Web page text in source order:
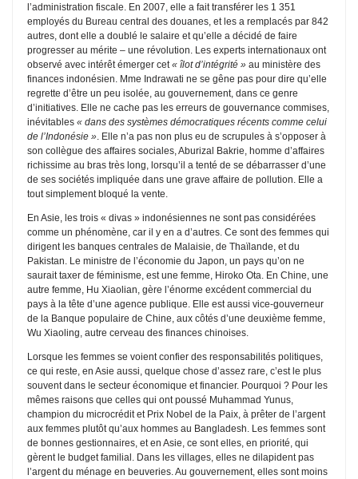
l’administration fiscale. En 2007, elle a fait transférer les 1 351
employés du Bureau central des douanes, et les a remplacés par 842
autres, dont elle a doublé le salaire et qu’elle a décidé de faire
progresser au mérite – une révolution. Les experts internationaux ont
observé avec intérêt émerger cet « îlot d’intégrité » au ministère des
finances indonésien. Mme Indrawati ne se gêne pas pour dire qu’elle
regrette d’être un peu isolée, au gouvernement, dans ce genre
d’initiatives. Elle ne cache pas les erreurs de gouvernance commises,
inévitables « dans des systèmes démocratiques récents comme celui
de l’Indonésie » . Elle n’a pas non plus eu de scrupules à s’opposer à
son collègue des affaires sociales, Aburizal Bakrie, homme d’affaires
richissime au bras très long, lorsqu’il a tenté de se débarrasser d’une
de ses sociétés impliquée dans une grave affaire de pollution. Elle a
tout simplement bloqué la vente.
En Asie, les trois « divas » indonésiennes ne sont pas considérées
comme un phénomène, car il y en a d’autres. Ce sont des femmes qui
dirigent les banques centrales de Malaisie, de Thaïlande, et du
Pakistan. Le ministre de l’économie du Japon, un pays qu’on ne
saurait taxer de féminisme, est une femme, Hiroko Ota. En Chine, une
autre femme, Hu Xiaolian, gère l’énorme excédent commercial du
pays à la tête d’une agence publique. Elle est aussi vice-gouverneur
de la Banque populaire de Chine, aux côtés d’une deuxième femme,
Wu Xiaoling, autre cerveau des finances chinoises.
Lorsque les femmes se voient confier des responsabilités politiques,
ce qui reste, en Asie aussi, quelque chose d’assez rare, c’est le plus
souvent dans le secteur économique et financier. Pourquoi ? Pour les
mêmes raisons que celles qui ont poussé Muhammad Yunus,
champion du microcrédit et Prix Nobel de la Paix, à prêter de l’argent
aux femmes plutôt qu’aux hommes au Bangladesh. Les femmes sont
de bonnes gestionnaires, et en Asie, ce sont elles, en priorité, qui
gèrent le budget familial. Dans les villages, elles ne dilapident pas
l’argent du ménage en beuveries. Au gouvernement, elles sont moins